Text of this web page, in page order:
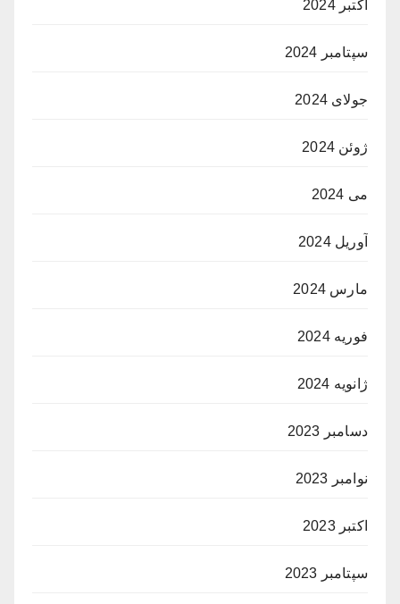
اکتبر 2024
سپتامبر 2024
جولای 2024
ژوئن 2024
می 2024
آوریل 2024
مارس 2024
فوریه 2024
ژانویه 2024
دسامبر 2023
نوامبر 2023
اکتبر 2023
سپتامبر 2023